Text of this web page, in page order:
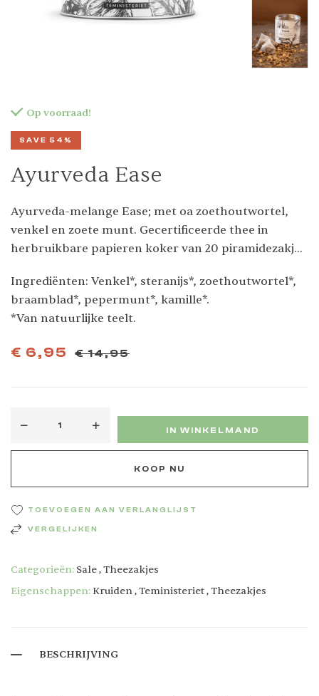
Op voorraad!
SAVE 54%
Ayurveda Ease
Ayurveda-melange Ease; met oa zoethoutwortel,
venkel en zoete munt. Gecertificeerde thee in
herbruikbare papieren koker van 20 piramidezakjes
Ingrediënten: Venkel*, steranijs*, zoethoutwortel*,
braamblad*, pepermunt*, kamille*.
*Van natuurlijke teelt.
€14,95
€ 6,95
IN WINKELMAND
KOOP NU
TOEVOEGEN AAN VERLANGLIJST
VERGELIJKEN
Categorieën: Sale,Theezakjes
Eigenschappen: Kruiden,Teministeriet,Theezakjes
BESCHRIJVING